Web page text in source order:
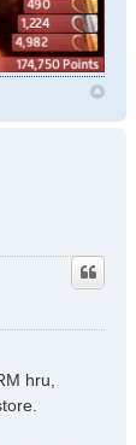
hru,